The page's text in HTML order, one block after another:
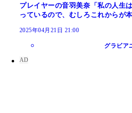
プレイヤーの音羽美奈「私の人生
っているので、むしろこれからが本
2025年04月21日 21:00
グラビア